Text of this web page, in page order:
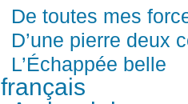
De toutes mes
D’une pierre deux
L’Échappée belle
français